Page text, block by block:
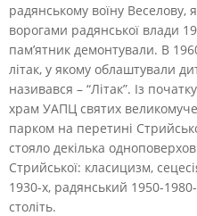
радянському воїну Веселову,
ворогами радянської влади
пам’ятник демонтували. В
літак, у якому облаштували
називався – “Літак”. Із
храм УАПЦ святих
парком на перетині
стояло декілька
Стрийської: класицизм,
1930-х, радянський 1950-
століть.